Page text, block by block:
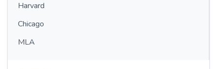
Harvard
Chicago
MLA